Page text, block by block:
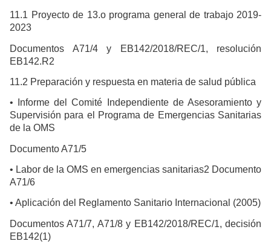
11.1 Proyecto de 13.o programa general de trabajo 2019-
2023
Documentos A71/4 y EB142/2018/REC/1, resolución
EB142.R2
11.2 Preparación y respuesta en materia de salud pública
• Informe del Comité Independiente de Asesoramiento y
Supervisión para el Programa de Emergencias Sanitarias
de la OMS
Documento A71/5
• Labor de la OMS en emergencias sanitarias2 Documento
A71/6
• Aplicación del Reglamento Sanitario Internacional (2005)
Documentos A71/7, A71/8 y EB142/2018/REC/1, decisión
EB142(1)